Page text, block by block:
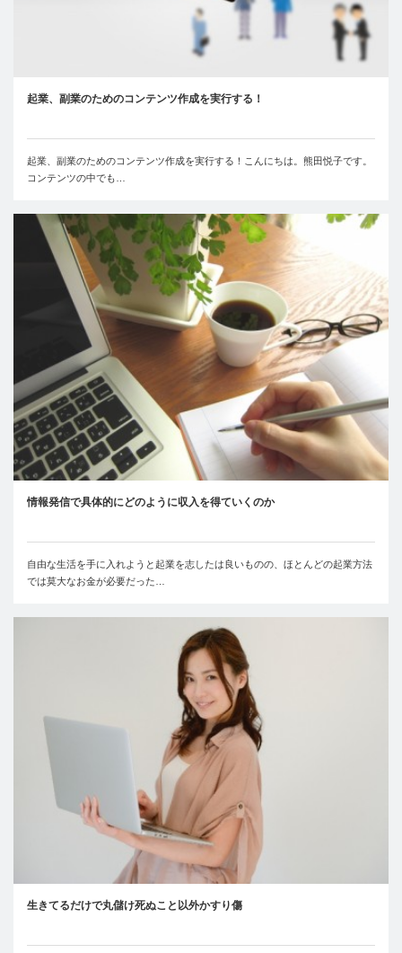
起業、副業のためのコンテンツ作成を実行する！
起業、副業のためのコンテンツ作成を実行する！こんにちは。熊田悦子です。
コンテンツの中でも…
情報発信で具体的にどのように収入を得ていくのか
自由な生活を手に入れようと起業を志したは良いものの、ほとんどの起業方法
では莫大なお金が必要だった…
生きてるだけで丸儲け死ぬこと以外かすり傷